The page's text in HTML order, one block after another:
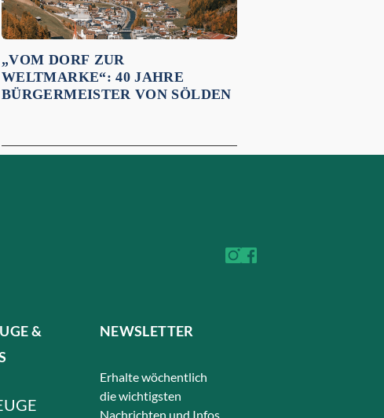
„VOM DORF ZUR
WELTMARKE“: 40 JAHRE
BÜRGERMEISTER VON SÖLDEN
&
NEWSLETTER
Erhalte wöchentlich
die wichtigsten
Nachrichten und Infos